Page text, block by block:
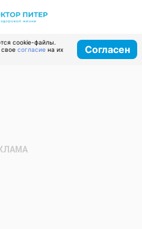
cookie-файлы.
согласие на их
Согласен